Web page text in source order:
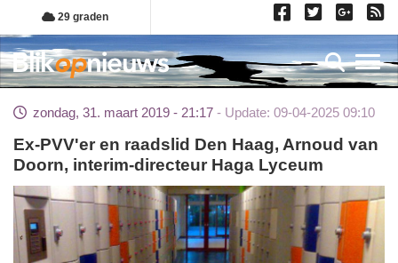
Overslaan
en
naar
de
gaan
29 graden
zondag, 31. maart 2019 - 21:17 Update: 09-04-2025 09:10
Ex-PVV'er en raadslid Den Haag, Arnoud van
Doorn, interim-directeur Haga Lyceum